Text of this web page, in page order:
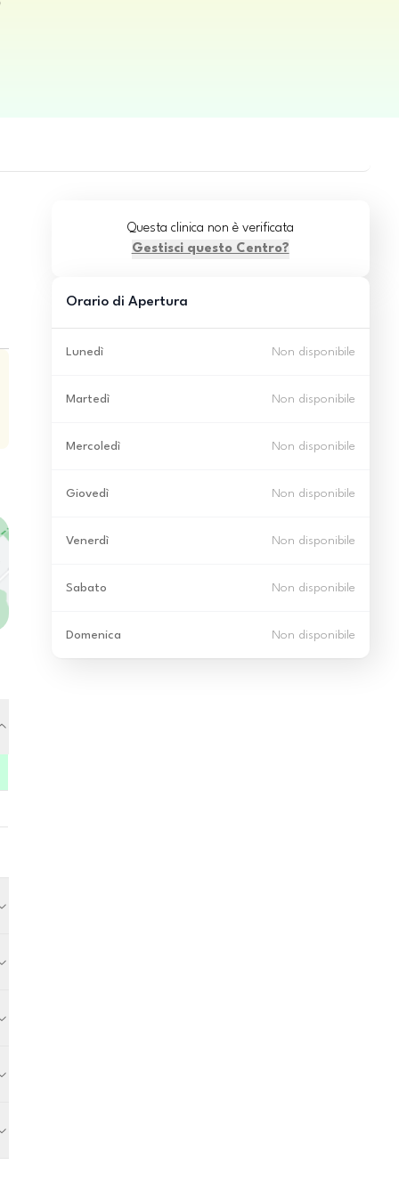
Questa clinica non è verificata
Gestisci questo Centro?
Orario di Apertura
Lunedì Non disponibile
Martedì Non disponibile
Mercoledì Non disponibile
Giovedì Non disponibile
Venerdì Non disponibile
Sabato Non disponibile
Domenica Non disponibile